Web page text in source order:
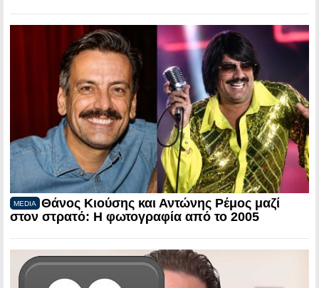
MEDIA
Θάνος Κιούσης και Αντώνης Ρέμος μαζί
στον στρατό: Η φωτογραφία από το 2005